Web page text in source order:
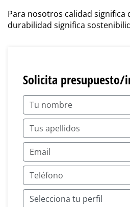
Para nosotros calidad significa
durabilidad significa
Solicita presupuesto/